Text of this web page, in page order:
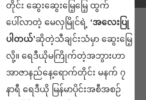
တိုင်း ဆွေးဆွေးမြေ့မြေ့ ထွက်
ပေါ်လာတဲ့ မေလှမြိုင်ရဲ့ ‘အလေးပြု
ပါတယ်’ဆိုတဲ့သီချင်းသံမှာ ဆွေးမြေ့
လို့။ ရေဒီယိုမကြိုက်တဲ့အဘွားဟာ
အာဇာနည်နေ့ရောက်တိုင်း မနက် ၇
နာရီ ရေဒီယို မြန်မာပိုင်းအစီအစဉ်